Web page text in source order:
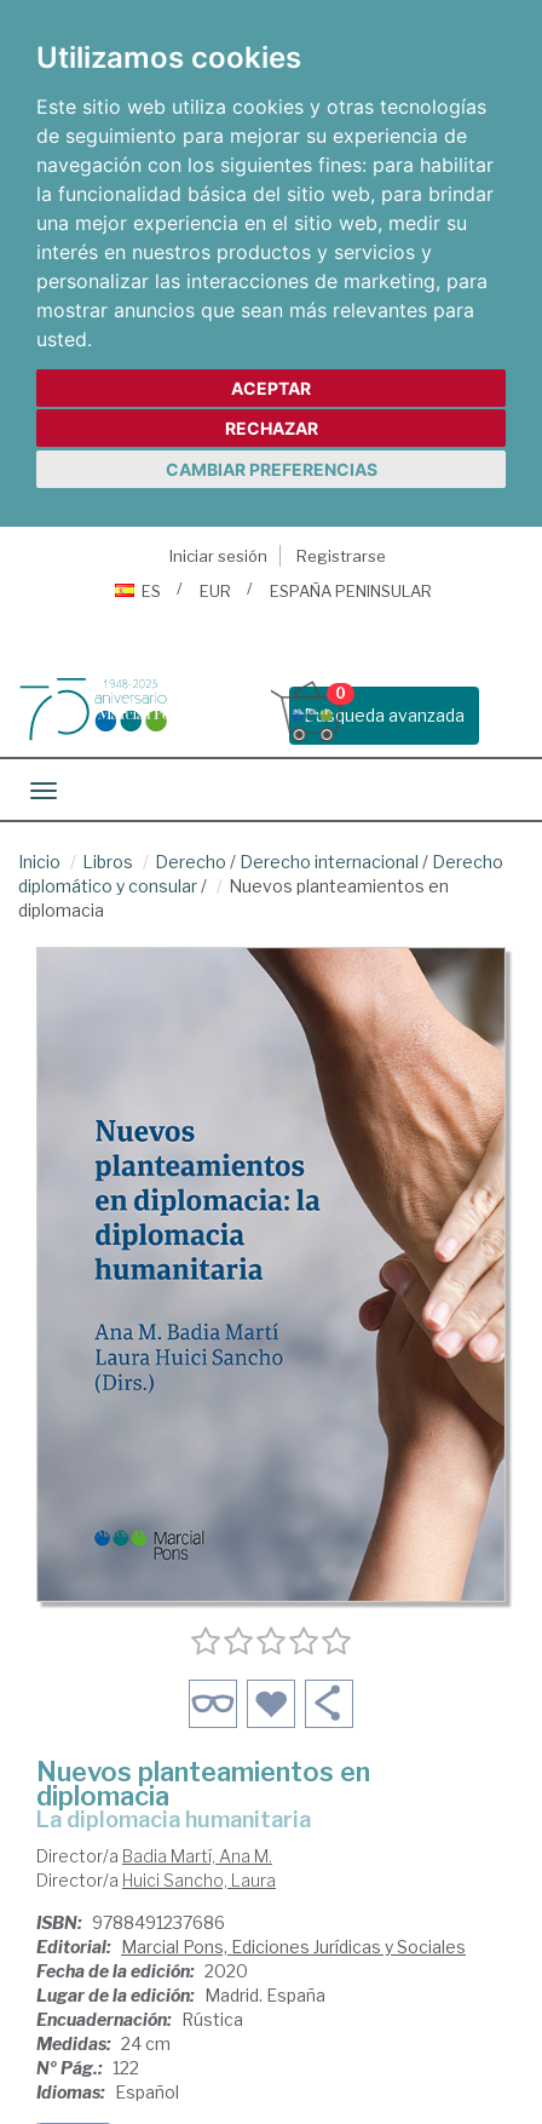
Utilizamos cookies
Este sitio web utiliza cookies y otras tecnologías
de seguimiento para mejorar su experiencia de
navegación con los siguientes fines: para habilitar
la funcionalidad básica del sitio web, para brindar
una mejor experiencia en el sitio web, medir su
interés en nuestros productos y servicios y
personalizar las interacciones de marketing, para
mostrar anuncios que sean más relevantes para
usted.
ACEPTAR
RECHAZAR
CAMBIAR PREFERENCIAS
Iniciar sesión
Registrarse
ES
EUR ESPAÑA PENINSULAR
Busqueda avanzada
0
Toggle navigation
Inicio Libros Derecho / Derecho internacional / Derecho
diplomático y consular/
Nuevos planteamientos en
diplomacia
Nuevos planteamientos en
diplomacia
La diplomacia humanitaria
Director/a Badia Martí, Ana M.
Director/a Huici Sancho, Laura
ISBN: 9788491237686
Editorial: Marcial Pons, Ediciones Jurídicas y Sociales
Fecha de la edición: 2020
Lugar de la edición: Madrid. España
Encuadernación: Rústica
Medidas: 24 cm
Nº Pág.: 122
Idiomas: Español